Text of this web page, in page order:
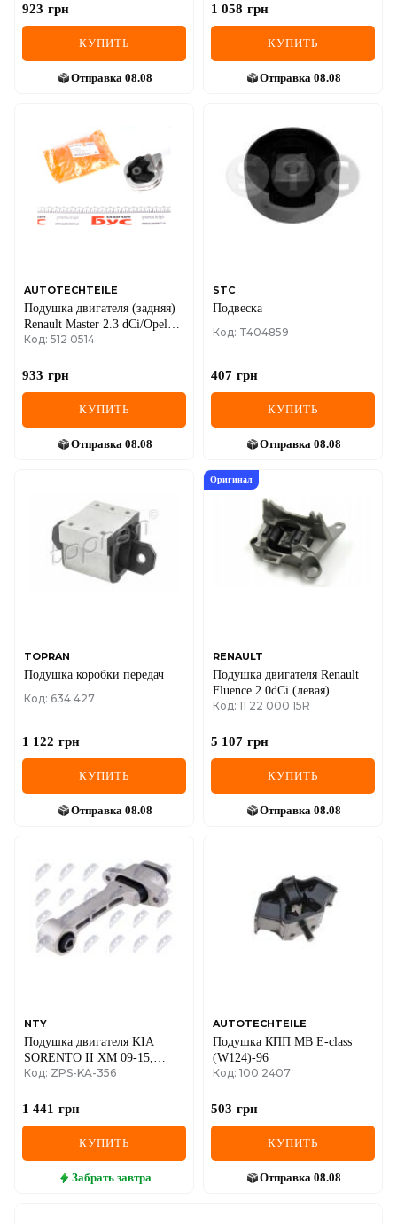
LEXUS
LINCOLN
MERCEDES-BENZ
MG
MINI
NISSAN
OPEL
POLESTAR
RENAULT
SMART
SSANGYONG
SUZUKI
TESLA
VOLVO
VW
ZEEKR
923 грн
КУПИТЬ
Отправка 08.08
1 058 грн
КУПИТЬ
Отправка 08.08
AUTOTECHTEILE
Подушка двигателя (задняя)
Renault Master 2.3 dCi/Opel
Movano 2.3 CDTI 10-
Код: 512 0514
933 грн
КУПИТЬ
Отправка 08.08
STC
Подвеска
Код: T404859
407 грн
КУПИТЬ
Отправка 08.08
TOPRAN
Подушка коробки передач
Код: 634 427
1 122 грн
КУПИТЬ
Отправка 08.08
Оригинал
RENAULT
Подушка двигателя Renault
Fluence 2.0dCi (левая)
Код: 11 22 000 15R
5 107 грн
КУПИТЬ
Отправка 08.08
NTY
Подушка двигателя KIA
SORENTO II XM 09-15,
OPTIMA JF 15-19, HYUNDAI
Код: ZPS-KA-356
1 441 грн
КУПИТЬ
Забрать завтра
AUTOTECHTEILE
Подушка КПП MB E-class
(W124)-96
Код: 100 2407
503 грн
КУПИТЬ
Отправка 08.08